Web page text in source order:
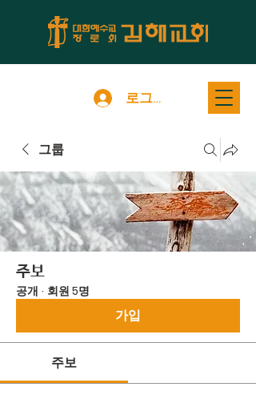
로그인
그룹
주보
공개 · 회원 5명
가입
주보